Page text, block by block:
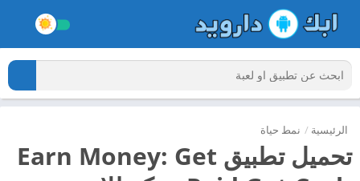
الرئيسية / نمط حياة
تحميل تطبيق Earn Money: Get